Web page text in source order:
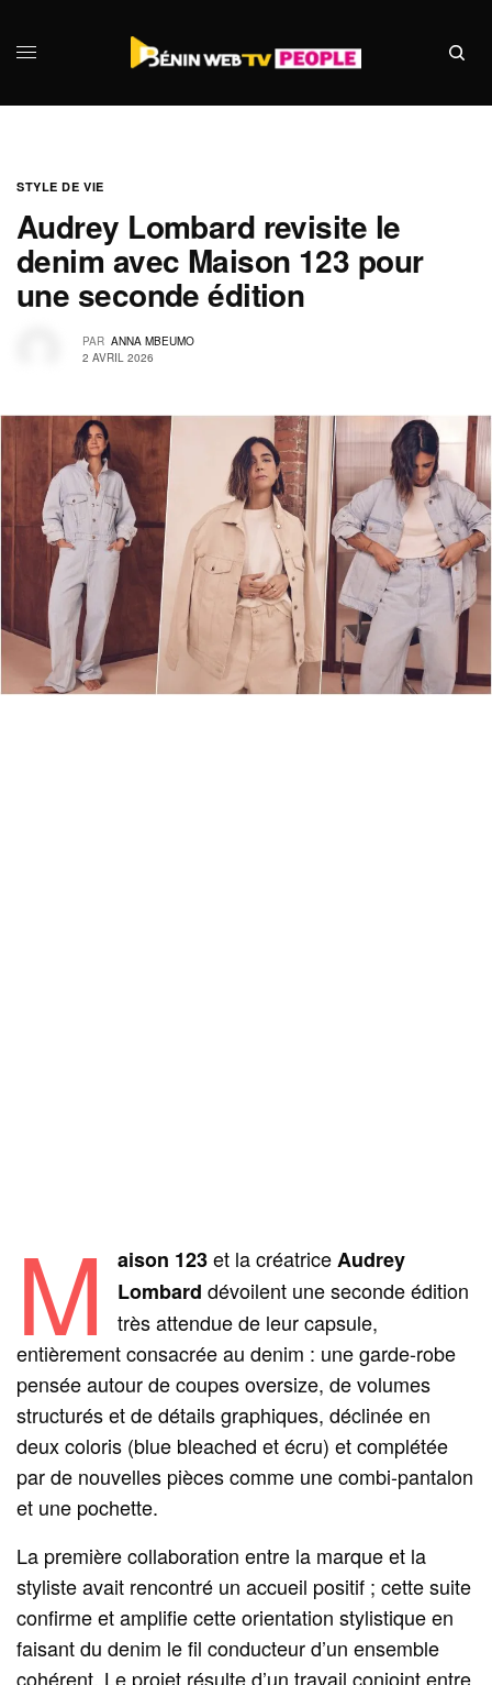
STYLE DE VIE
Audrey Lombard revisite le
denim avec Maison 123 pour
une seconde édition
PAR ANNA MBEUMO
2 AVRIL 2026
M aison 123et la créatriceAudrey
Lombard dévoilent une seconde édition
très attendue de leur capsule,
entièrement consacrée au denim : une garde-robe
pensée autour de coupes oversize, de volumes
structurés et de détails graphiques, déclinée en
deux coloris (blue bleached et écru) et complétée
par de nouvelles pièces comme une combi-pantalon
et une pochette.
La première collaboration entre la marque et la
styliste avait rencontré un accueil positif ; cette suite
confirme et amplifie cette orientation stylistique en
faisant du denim le fil conducteur d’un ensemble
cohérent. Le projet résulte d’un travail conjoint entre